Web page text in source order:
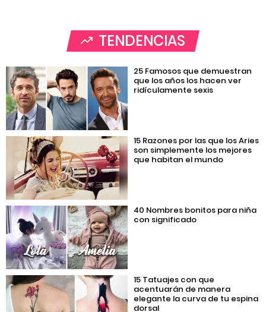
TENDENCIAS
25 Famosos que demuestran
que los años los hacen ver
ridículamente sexis
15 Razones por las que los Aries
son simplemente los mejores
que habitan el mundo
40 Nombres bonitos para niña
con significado
15 Tatuajes con que
acentuarán de manera
elegante la curva de tu espina
dorsal